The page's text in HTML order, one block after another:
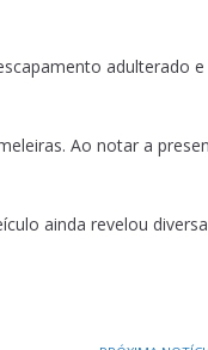
adulterado e
Ao notar a
ainda revelou